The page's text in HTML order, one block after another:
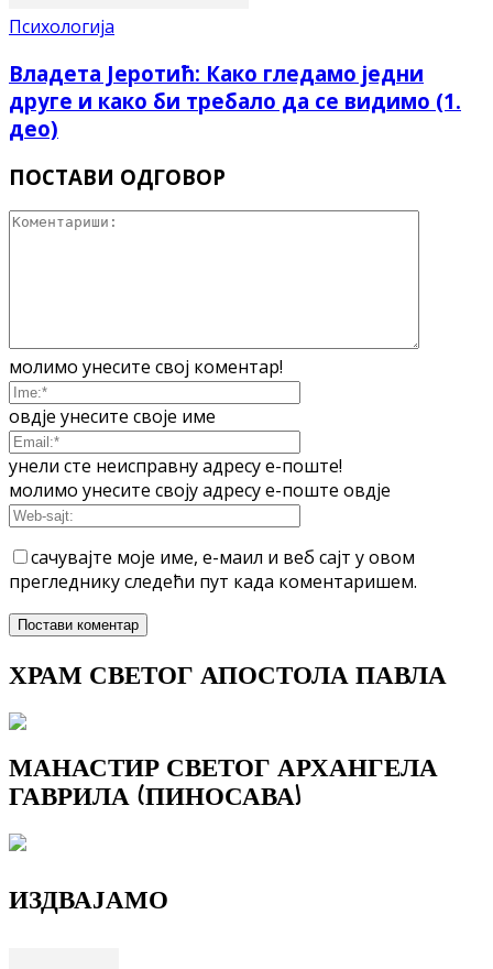
Психологија
Владета Јеротић: Како гледамо једни
друге и како би требало да се видимо (1.
део)
ПОСТАВИ ОДГОВОР
молимо унесите свој коментар!
овдје унесите своје име
унели сте неисправну адресу е-поште!
молимо унесите своју адресу е-поште овдје
сачувајте моје име, е-маил и веб сајт у овом
прегледнику следећи пут када коментаришем.
ХРАМ СВЕТОГ АПОСТОЛА ПАВЛА
МАНАСТИР СВЕТОГ АРХАНГЕЛА
ГАВРИЛА (ПИНОСАВА)
ИЗДВАЈАМО